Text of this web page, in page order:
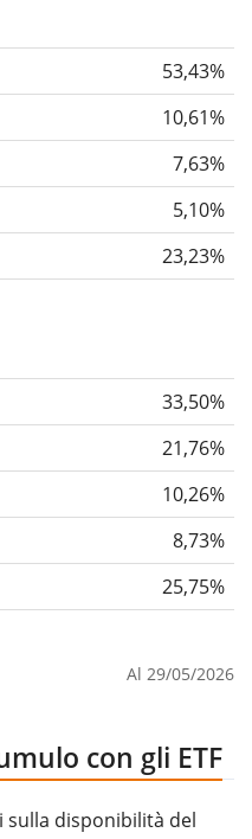
53,43%
10,61%
7,63%
5,10%
23,23%
33,50%
21,76%
10,26%
8,73%
25,75%
Al 29/05/2026
con gli ETF
disponibilità del